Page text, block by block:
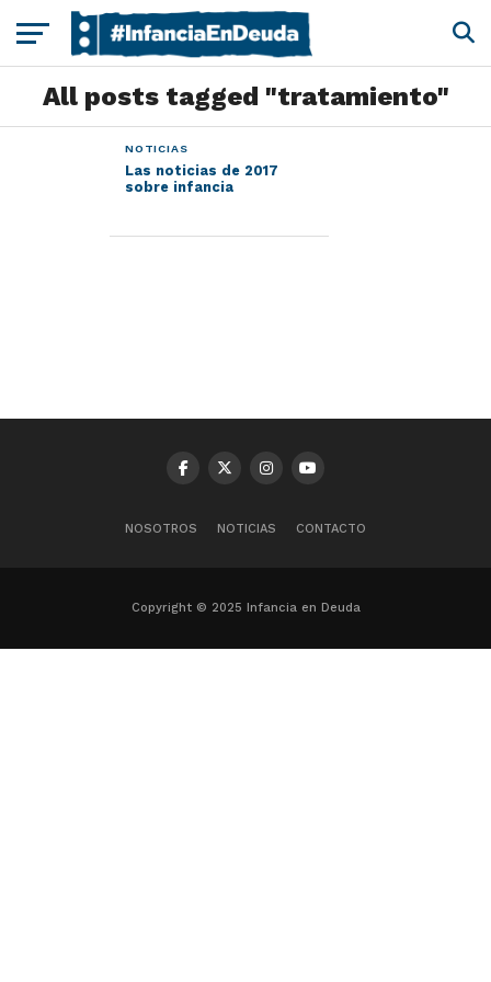
All posts tagged "tratamiento"
NOTICIAS
Las noticias de 2017
sobre infancia
NOSOTROS NOTICIAS CONTACTO
Copyright © 2025 Infancia en Deuda